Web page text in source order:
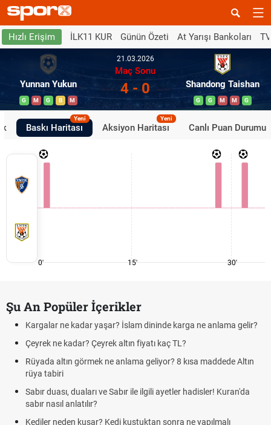
Hızlı Erişim İLK11 KUR Günün Özeti At Yarışı Bankoları
Yunnan Yukun
G M G B M
21.03.2026
Maç Sonu
4 - 0 Shandong Taishan
G G M M G
Baskı Haritası
Yeni
Aksiyon Haritası
Yeni
Canlı Puan Durumu
0' 15' 30'
Şu An Popüler İçerikler
Kargalar ne kadar yaşar? İslam dininde karga ne anlama gelir?
Çeyrek ne kadar? Çeyrek altın fiyatı kaç TL?
Rüyada altın görmek ne anlama geliyor? 8 kısa maddede Altın
rüya tabiri
Sabır duası, duaları ve Sabır ile ilgili ayetler hadisler! Kuran'da
sabır nasıl anlatılır?
Kediler neden kusar? Kedi kustuktan sonra ne yapılmalı